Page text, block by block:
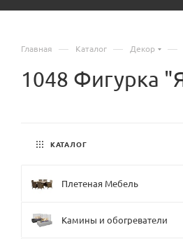
Главная — Каталог — Декор —
1048 Фигурка
КАТАЛОГ
Плетеная Мебель
Камины и обогреватели